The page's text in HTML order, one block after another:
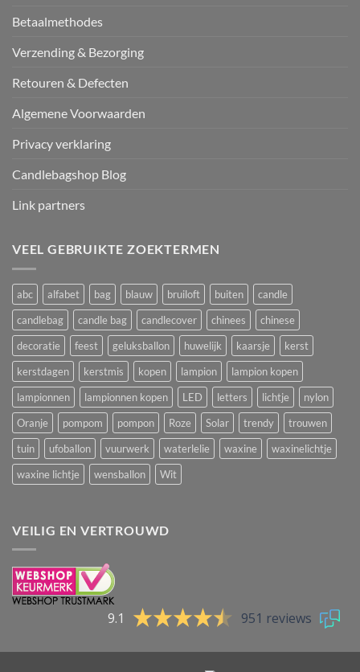
Betaalmethodes
Verzending & Bezorging
Retouren & Defecten
Algemene Voorwaarden
Privacy verklaring
Candlebagshop Blog
Link partners
VEEL GEBRUIKTE ZOEKTERMEN
abc alfabet bag blauw bruiloft buiten
candle
candlebag
candle bag candlecover chinees
chinese
decoratie
feest geluksballon huwelijk kaarsje
kerst
kerstdagen
kerstmis kopen lampion
lampion kopen
lampionnen
lampionnen kopen LED letters lichtje
nylon
Oranje
pompom pompon Roze Solar trendy
trouwen
tuin
ufoballon vuurwerk waterlelie waxine
waxinelichtje
waxine lichtje
wensballon Wit
VEILIG EN VERTROUWD
9.1 951 reviews